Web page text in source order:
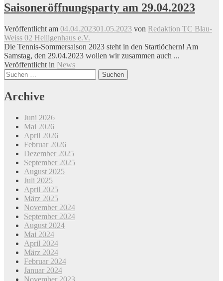
Saisoneröffnungsparty am 29.04.2023
Veröffentlicht am 04.04.202301.05.2023 von Redaktion TC Blau-
Weiss 02 Heiligenhaus e.V.
Die Tennis-Sommersaison 2023 steht in den Startlöchern! Am
Samstag, den 29.04.2023 wollen wir zusammen auch ...
Veröffentlicht in News
Beitrags-
Navigation
Suchen
nach:
Archive
Juni 2026
Mai 2026
April 2026
Februar 2026
Dezember 2025
September 2025
August 2025
Juli 2025
April 2025
März 2025
November 2024
September 2024
August 2024
Mai 2024
April 2024
März 2024
Februar 2024
Januar 2024
November 2023